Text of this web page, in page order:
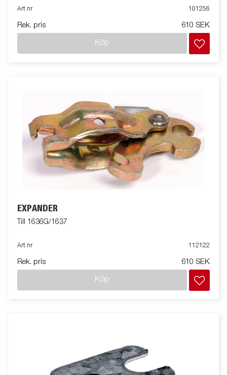
Art nr 101256
Rek. pris 610 SEK
Köp
EXPANDER
Till 1636G/1637
Art nr 112122
Rek. pris 610 SEK
Köp